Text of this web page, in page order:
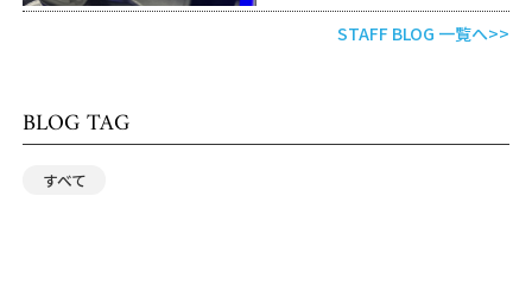
STAFF BLOG 一覧へ>>
BLOG TAG
すべて